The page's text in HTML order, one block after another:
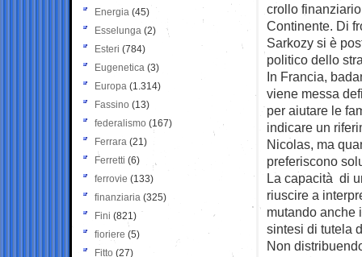
crollo
Continente. Di
Sarkozy si è
politico dello
In Francia,
viene messa
per aiutare le
indicare un
Nicolas, ma
preferiscono
La capacità di
riuscire a
mutando anche
sintesi di tutela
Non
Energia (45)
Esselunga (2)
Esteri (784)
Eugenetica (3)
Europa (1.314)
Fassino (13)
federalismo (167)
Ferrara (21)
Ferretti (6)
ferrovie (133)
finanziaria (325)
Fini (821)
fioriere (5)
Fitto (27)